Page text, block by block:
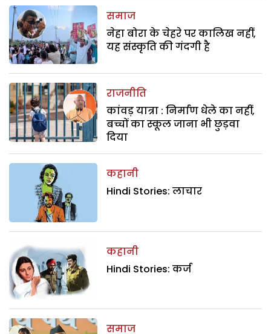
समाज
नेहा बोरा के चेहरे पर कालिख नहीं,
यह संस्कृति की गंदगी है
राजनीति
कांवड़ यात्रा : निर्माण धेले का नहीं,
बच्चों का स्कूल जाना भी छुड़वा
दिया
कहानी
Hindi Stories: लाचार
कहानी
Hindi Stories: कर्ज
समाज